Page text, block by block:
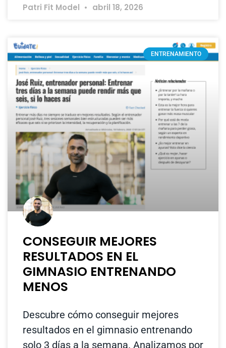
Patri Fit Model abril 18, 2026
ENTRENAMIENTO
CONSEGUIR MEJORES
RESULTADOS EN EL
GIMNASIO ENTRENANDO
MENOS
Descubre cómo conseguir mejores
resultados en el gimnasio entrenando
solo 3 días a la semana. Analizamos por